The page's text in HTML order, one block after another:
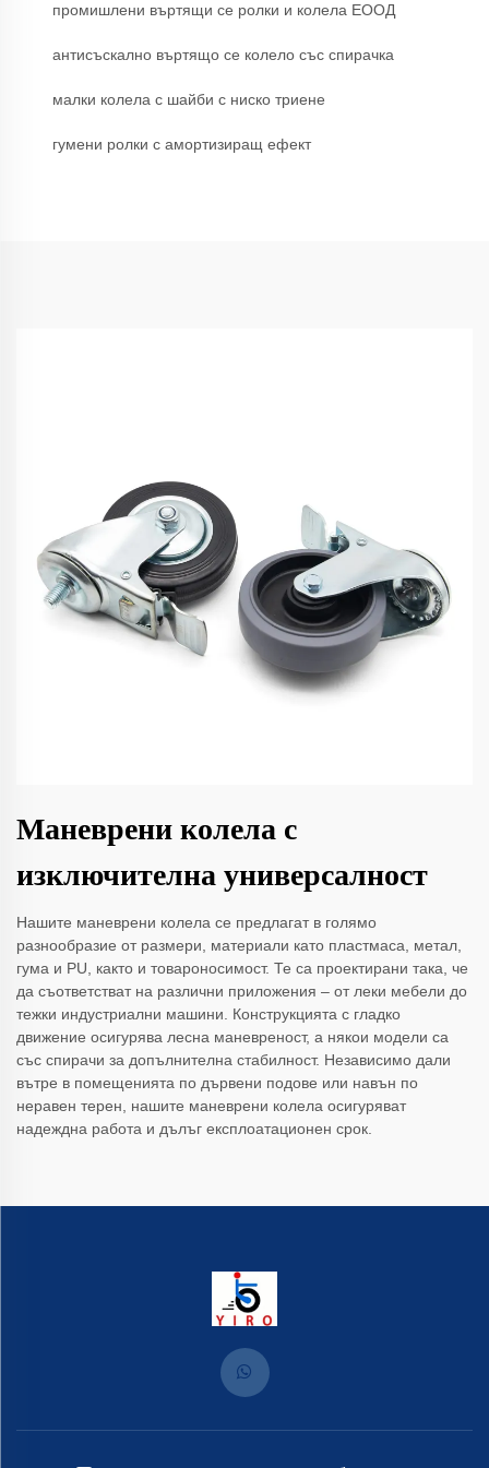
промишлени въртящи се ролки и колела ЕООД
антисъскално въртящо се колело със спирачка
малки колела с шайби с ниско триене
гумени ролки с амортизиращ ефект
Маневрени колела с
изключителна универсалност
Нашите маневрени колела се предлагат в голямо
разнообразие от размери, материали като пластмаса, метал,
гума и PU, както и товароносимост. Те са проектирани така, че
да съответстват на различни приложения – от леки мебели до
тежки индустриални машини. Конструкцията с гладко
движение осигурява лесна маневреност, а някои модели са
със спирачи за допълнителна стабилност. Независимо дали
вътре в помещенията по дървени подове или навън по
неравен терен, нашите маневрени колела осигуряват
надеждна работа и дълъг експлоатационен срок.